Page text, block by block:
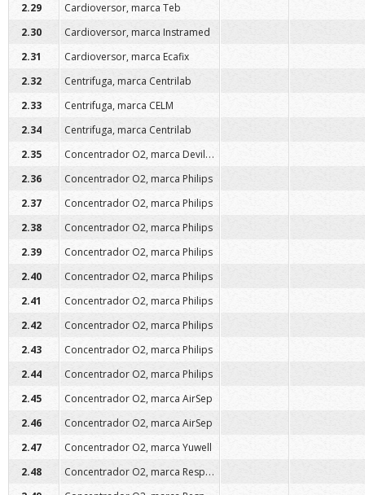
2.29
Cardioversor, marca Teb
2.30
Cardioversor, marca Instramed
2.31
Cardioversor, marca Ecafix
2.32
Centrifuga, marca Centrilab
2.33
Centrifuga, marca CELM
2.34
Centrifuga, marca Centrilab
2.35
Concentrador O2, marca Devilbiss
2.36
Concentrador O2, marca Philips
2.37
Concentrador O2, marca Philips
2.38
Concentrador O2, marca Philips
2.39
Concentrador O2, marca Philips
2.40
Concentrador O2, marca Philips
2.41
Concentrador O2, marca Philips
2.42
Concentrador O2, marca Philips
2.43
Concentrador O2, marca Philips
2.44
Concentrador O2, marca Philips
2.45
Concentrador O2, marca AirSep
2.46
Concentrador O2, marca AirSep
2.47
Concentrador O2, marca Yuwell
2.48
Concentrador O2, marca Respironics